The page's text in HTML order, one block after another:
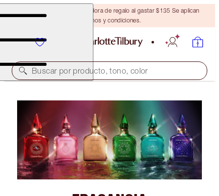
Obtén una brocha bronceadora de regalo al gastar $135 Se aplican
términos y condiciones.
Buscar por producto, tono, color